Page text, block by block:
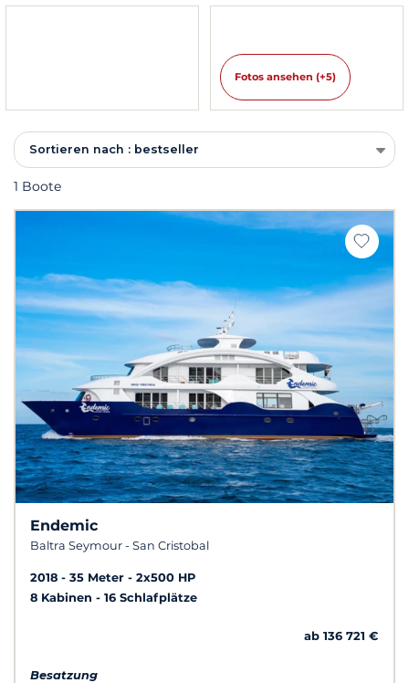
Fotos ansehen (+5)
Sortieren nach : bestseller
1 Boote
Endemic
Baltra Seymour - San Cristobal
2018 35 Meter
2x500 HP
8 Kabinen
16 Schlafplätze
ab 136 721 €
Besatzung